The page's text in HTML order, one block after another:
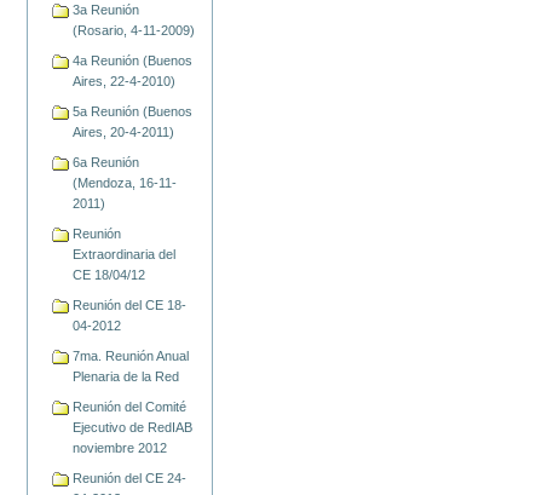
3a Reunión
(Rosario, 4-11-2009)
4a Reunión (Buenos
Aires, 22-4-2010)
5a Reunión (Buenos
Aires, 20-4-2011)
6a Reunión
(Mendoza, 16-11-
2011)
Reunión
Extraordinaria del
CE 18/04/12
Reunión del CE 18-
04-2012
7ma. Reunión Anual
Plenaria de la Red
Reunión del Comité
Ejecutivo de RedIAB
noviembre 2012
Reunión del CE 24-